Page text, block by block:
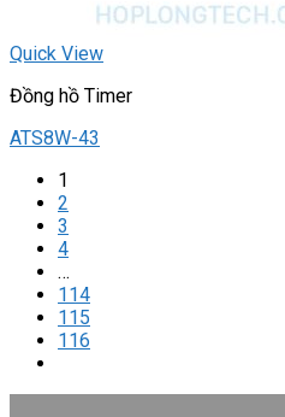
Quick View
Đồng hồ Timer
ATS8W-43
1
2
3
4
…
114
115
116